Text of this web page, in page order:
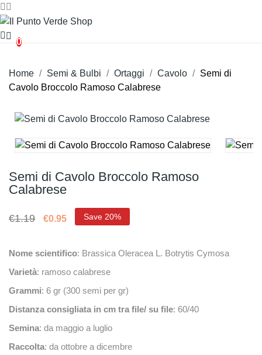
0
Home Semi & Bulbi Ortaggi Cavolo
Semi di
Cavolo Broccolo Ramoso Calabrese
Semi di Cavolo Broccolo Ramoso
Calabrese
€1.19 €0.95 Save 20%
Nome scientifico: Brassica Oleracea L. Botrytis Cymosa
Varietà: ramoso calabrese
Grammi: 6 gr (300 semi per gr)
Distanza consigliata in cm tra file/ su file: 60/40
Semina: da maggio a luglio
Raccolta: da ottobre a dicembre